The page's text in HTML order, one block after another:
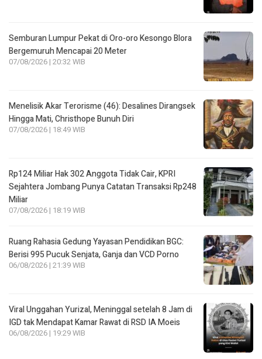
Semburan Lumpur Pekat di Oro-oro Kesongo Blora
Bergemuruh Mencapai 20 Meter
07/08/2026 | 20:32 WIB
Menelisik Akar Terorisme (46): Desalines Dirangsek
Hingga Mati, Christhope Bunuh Diri
07/08/2026 | 18:49 WIB
Rp124 Miliar Hak 302 Anggota Tidak Cair, KPRI
Sejahtera Jombang Punya Catatan Transaksi Rp248
Miliar
07/08/2026 | 18:19 WIB
Ruang Rahasia Gedung Yayasan Pendidikan BGC:
Berisi 995 Pucuk Senjata, Ganja dan VCD Porno
06/08/2026 | 21:39 WIB
Viral Unggahan Yurizal, Meninggal setelah 8 Jam di
IGD tak Mendapat Kamar Rawat di RSD IA Moeis
06/08/2026 | 19:29 WIB